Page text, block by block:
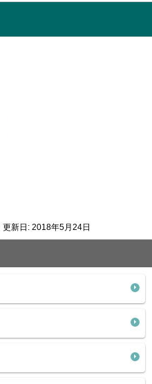
更新日: 2018年5月24日